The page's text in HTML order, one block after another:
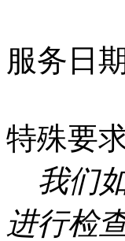
服务日
特殊要求
我们
进行检